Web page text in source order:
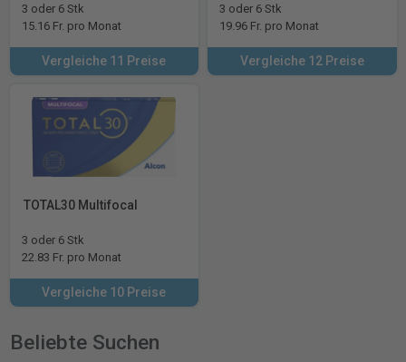
3 oder 6 Stk
15.16 Fr. pro Monat
Vergleiche 11 Preise
3 oder 6 Stk
19.96 Fr. pro Monat
Vergleiche 12 Preise
TOTAL30 Multifocal
3 oder 6 Stk
22.83 Fr. pro Monat
Vergleiche 10 Preise
Beliebte Suchen